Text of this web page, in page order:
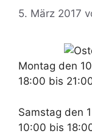
5. März 2017
Montag den
18:00 bis
Samstag den
10:00 bis